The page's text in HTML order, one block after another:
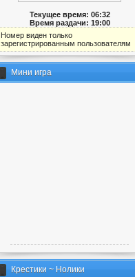
Текущее время: 06:32
Время раздачи: 19:00
Номер виден только
зарегистрированным пользователям
Мини игра
Крестики ~ Нолики